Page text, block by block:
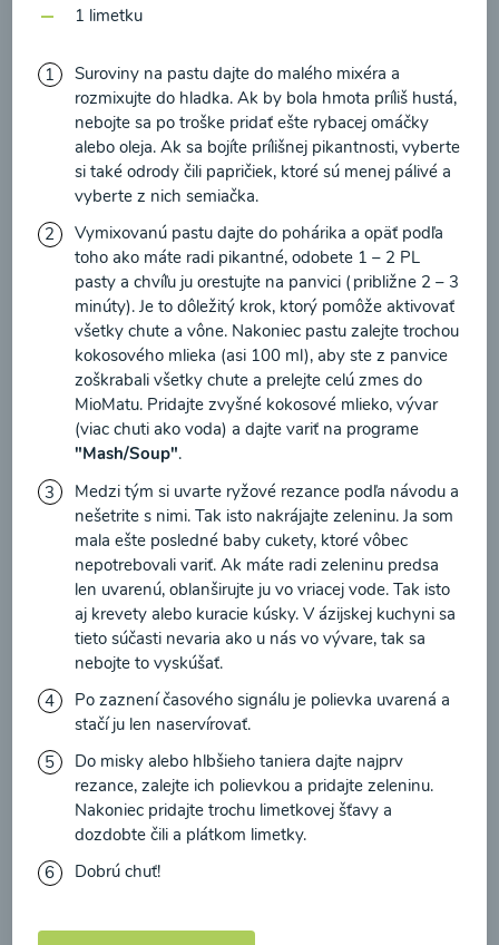
Brokolicové cappuccino
00:25 Zobraziť
Načítať ďalšie
Kaše
Amaranthovo-kokosová
kaša
00:25 Zobraziť
1 limetku
Suroviny na pastu dajte do malého mixéra a
rozmixujte do hladka. Ak by bola hmota príliš hustá,
nebojte sa po troške pridať ešte rybacej omáčky
alebo oleja. Ak sa bojíte prílišnej pikantnosti, vyberte
si také odrody čili papričiek, ktoré sú menej pálivé a
vyberte z nich semiačka.
Vymixovanú pastu dajte do pohárika a opäť podľa
toho ako máte radi pikantné, odobete 1 – 2 PL
pasty a chvíľu ju orestujte na panvici (približne 2 – 3
minúty). Je to dôležitý krok, ktorý pomôže aktivovať
všetky chute a vône. Nakoniec pastu zalejte trochou
kokosového mlieka (asi 100 ml), aby ste z panvice
zoškrabali všetky chute a prelejte celú zmes do
MioMatu. Pridajte zvyšné kokosové mlieko, vývar
(viac chuti ako voda) a dajte variť na programe
"Mash/Soup".
Medzi tým si uvarte ryžové rezance podľa návodu a
nešetrite s nimi. Tak isto nakrájajte zeleninu. Ja som
mala ešte posledné baby cukety, ktoré vôbec
nepotrebovali variť. Ak máte radi zeleninu predsa
len uvarenú, oblanširujte ju vo vriacej vode. Tak isto
aj krevety alebo kuracie kúsky. V ázijskej kuchyni sa
tieto súčasti nevaria ako u nás vo vývare, tak sa
nebojte to vyskúšať.
Po zaznení časového signálu je polievka uvarená a
stačí ju len naservírovať.
Do misky alebo hlbšieho taniera dajte najprv
rezance, zalejte ich polievkou a pridajte zeleninu.
Nakoniec pridajte trochu limetkovej šťavy a
dozdobte čili a plátkom limetky.
Dobrú chuť!
údajova súhlasím s nimi.
Súhlasím